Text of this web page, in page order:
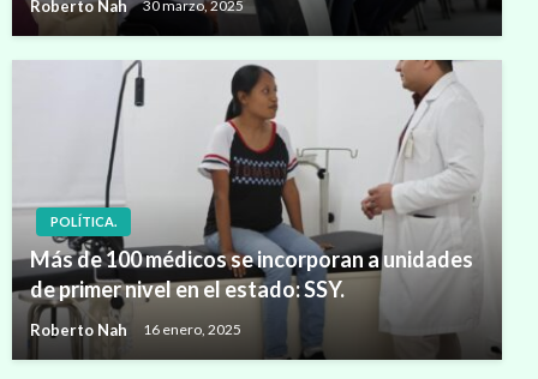
Roberto Nah 30 marzo, 2025
POLÍTICA.
Más de 100 médicos se incorporan a unidades
de primer nivel en el estado: SSY.
Roberto Nah 16 enero, 2025